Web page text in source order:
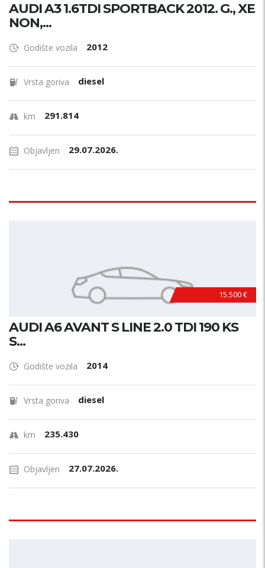
AUDI A3 1.6TDI SPORTBACK 2012. G., XE
NON,...
Godište vozila 2012
Vrsta goriva diesel
km 291.814
Objavljen 29.07.2026.
15.500 €
AUDI A6 AVANT S LINE 2.0 TDI 190 KS
S...
Godište vozila 2014
Vrsta goriva diesel
km 235.430
Objavljen 27.07.2026.